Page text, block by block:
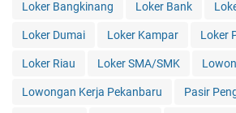
Loker Bangkinang Loker Bank
Loker Dumai Loker Kampar Loker
Loker Riau Loker SMA/SMK
Lowongan Kerja Pekanbaru Pasir